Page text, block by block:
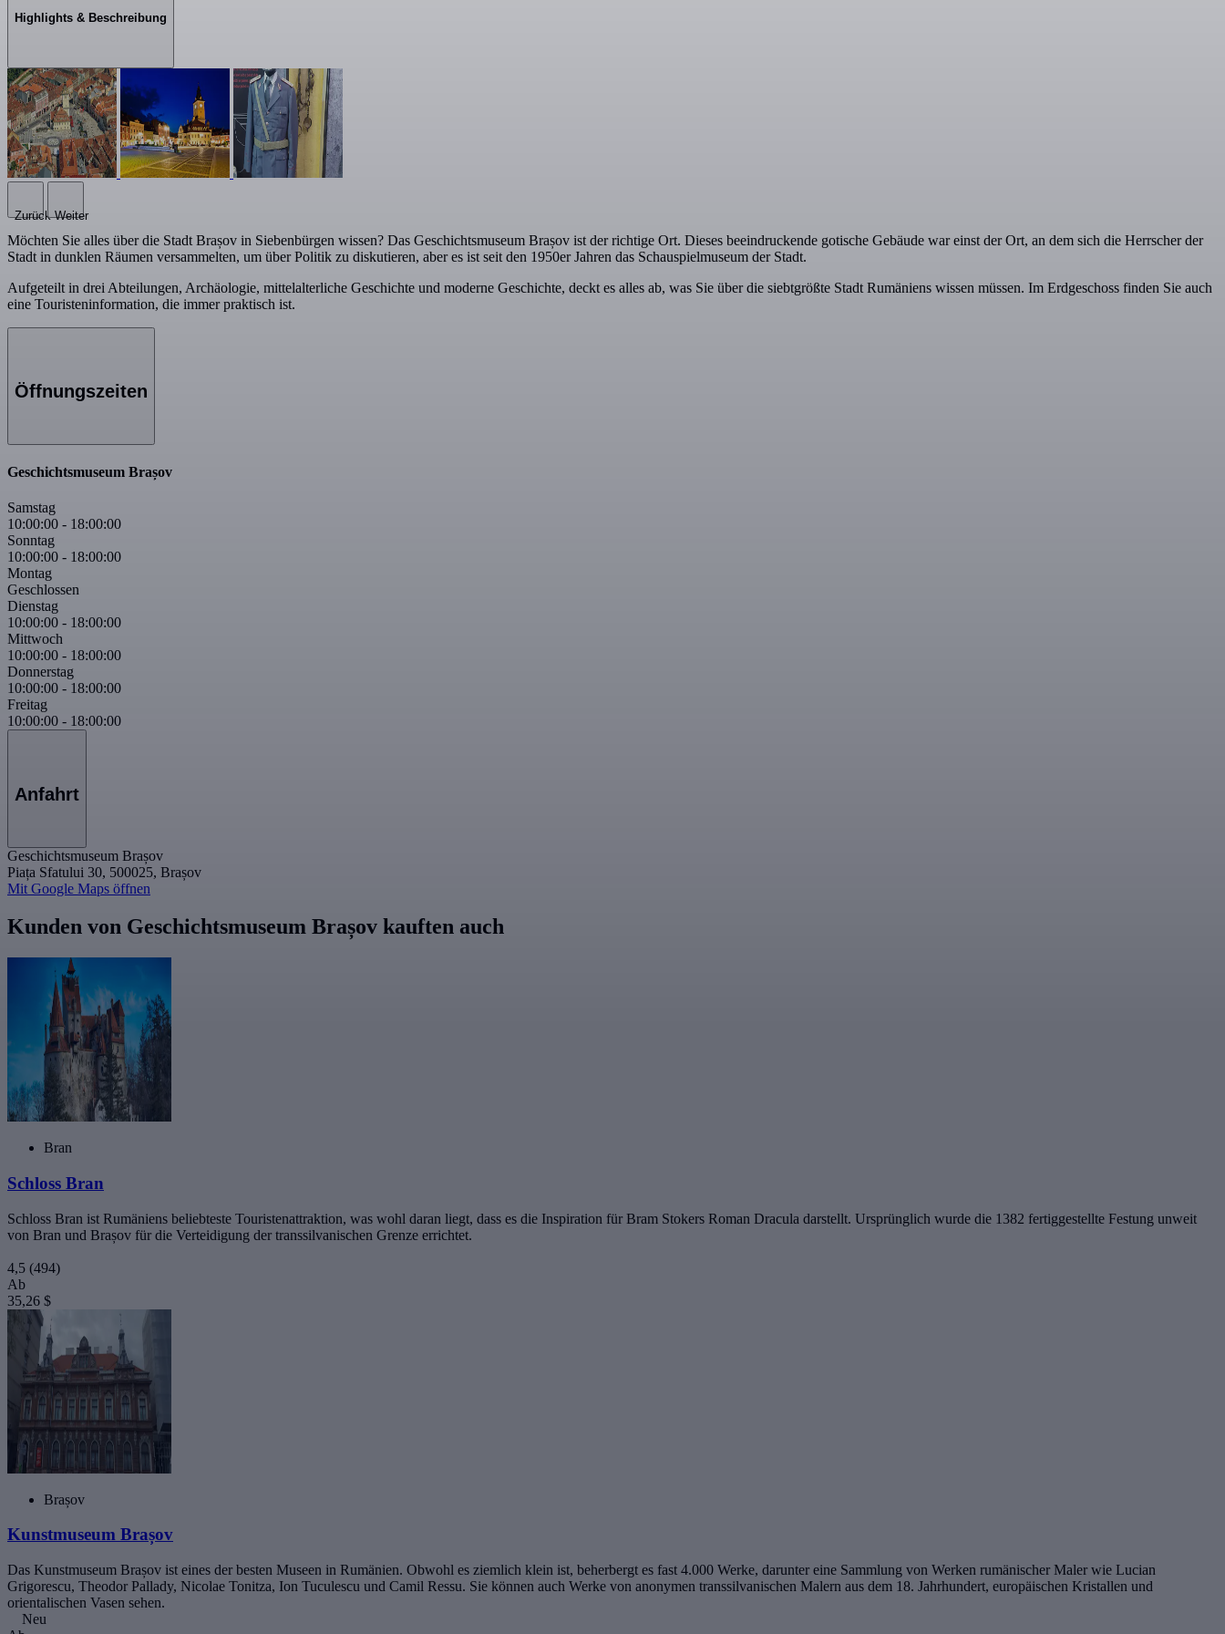
Highlights & Beschreibung
Zurück Weiter
Möchten Sie alles über die Stadt Brașov in Siebenbürgen wissen? Das Geschichtsmuseum Brașov ist der richtige Ort. Dieses beeindruckende gotische Gebäude war einst der Ort, an dem sich die Herrscher der
Stadt in dunklen Räumen versammelten, um über Politik zu diskutieren, aber es ist seit den 1950er Jahren das Schauspielmuseum der Stadt.
Aufgeteilt in drei Abteilungen, Archäologie, mittelalterliche Geschichte und moderne Geschichte, deckt es alles ab, was Sie über die siebtgrößte Stadt Rumäniens wissen müssen. Im Erdgeschoss finden Sie auch
eine Touristeninformation, die immer praktisch ist.
Öffnungszeiten
Geschichtsmuseum Brașov
Samstag
10:00:00 - 18:00:00
Sonntag
10:00:00 - 18:00:00
Montag
Geschlossen
Dienstag
10:00:00 - 18:00:00
Mittwoch
10:00:00 - 18:00:00
Donnerstag
10:00:00 - 18:00:00
Freitag
10:00:00 - 18:00:00
Anfahrt
Geschichtsmuseum Brașov
Piața Sfatului 30, 500025, Brașov
Mit Google Maps öffnen
Kunden von Geschichtsmuseum Brașov kauften auch
Bran
Schloss Bran
Schloss Bran ist Rumäniens beliebteste Touristenattraktion, was wohl daran liegt, dass es die Inspiration für Bram Stokers Roman Dracula darstellt. Ursprünglich wurde die 1382 fertiggestellte Festung unweit
von Bran und Brașov für die Verteidigung der transsilvanischen Grenze errichtet.
4,5 (494)
Ab
35,26 $
Brașov
Kunstmuseum Brașov
Das Kunstmuseum Brașov ist eines der besten Museen in Rumänien. Obwohl es ziemlich klein ist, beherbergt es fast 4.000 Werke, darunter eine Sammlung von Werken rumänischer Maler wie Lucian
Grigorescu, Theodor Pallady, Nicolae Tonitza, Ion Tuculescu und Camil Ressu. Sie können auch Werke von anonymen transsilvanischen Malern aus dem 18. Jahrhundert, europäischen Kristallen und
orientalischen Vasen sehen.
Neu